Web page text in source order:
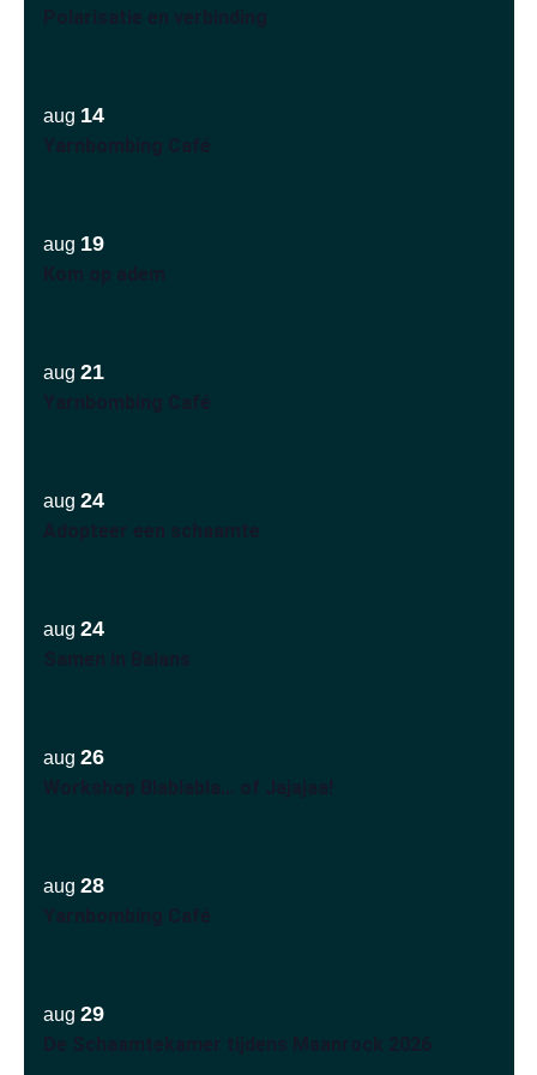
aug 14
aug 19
aug 21
aug 24
aug 24
aug 26
aug 28
aug 29